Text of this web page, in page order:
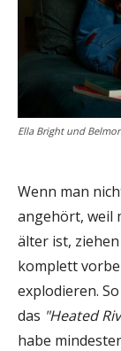
Ella Bright und
Wenn man
angehört, weil
älter ist,
komplett
explodieren.
das "Heated
habe